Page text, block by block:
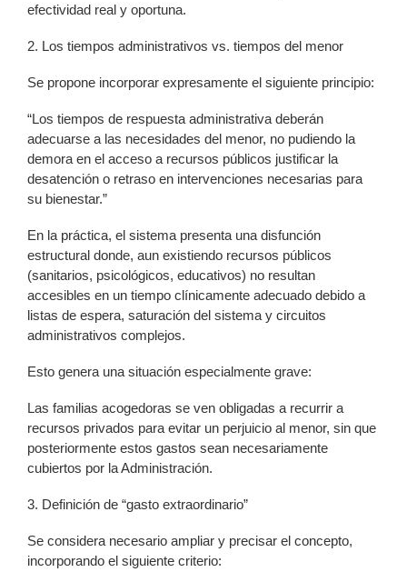
efectividad real y oportuna.
2. Los tiempos administrativos vs. tiempos del menor
Se propone incorporar expresamente el siguiente principio:
“Los tiempos de respuesta administrativa deberán
adecuarse a las necesidades del menor, no pudiendo la
demora en el acceso a recursos públicos justificar la
desatención o retraso en intervenciones necesarias para
su bienestar.”
En la práctica, el sistema presenta una disfunción
estructural donde, aun existiendo recursos públicos
(sanitarios, psicológicos, educativos) no resultan
accesibles en un tiempo clínicamente adecuado debido a
listas de espera, saturación del sistema y circuitos
administrativos complejos.
Esto genera una situación especialmente grave:
Las familias acogedoras se ven obligadas a recurrir a
recursos privados para evitar un perjuicio al menor, sin que
posteriormente estos gastos sean necesariamente
cubiertos por la Administración.
3. Definición de “gasto extraordinario”
Se considera necesario ampliar y precisar el concepto,
incorporando el siguiente criterio: